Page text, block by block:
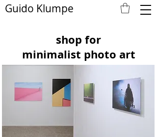
Guido Klumpe
shop for
minimalist photo art